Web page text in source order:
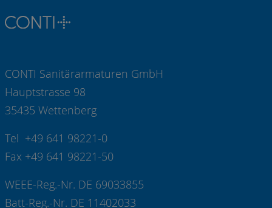
CONTI Sanitärarmaturen GmbH
Hauptstrasse 98
35435 Wettenberg
Tel +49 641 98221-0
Fax +49 641 98221-50
WEEE-Reg.-Nr. DE 69033855
Batt-Reg.-Nr. DE 11402033